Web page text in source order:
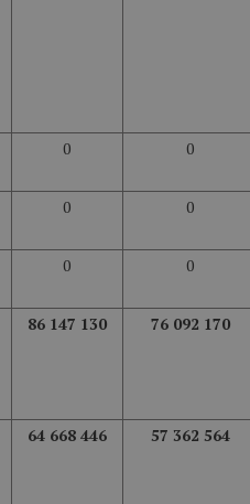
0 0
0 0
0 0
86 147 130 76 092 170
64 668 446 57 362 564